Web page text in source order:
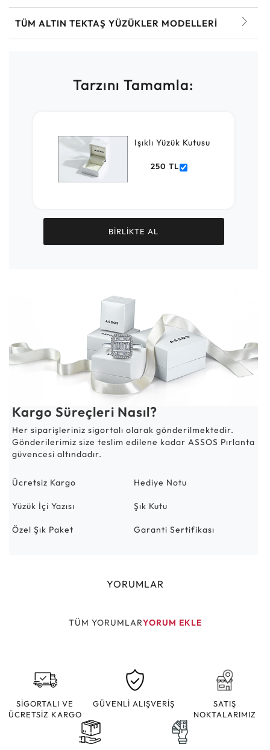
TÜM ALTIN TEKTAŞ YÜZÜKLER MODELLERI
Tarzını Tamamla:
Işıklı Yüzük Kutusu
250 TL
BİRLİKTE AL
Kargo Süreçleri Nasıl?
Her siparişleriniz sigortalı olarak gönderilmektedir.
Gönderilerimiz size teslim edilene kadar ASSOS Pırlanta
güvencesi altındadır.
Ücretsiz Kargo Hediye Notu
Yüzük İçi Yazısı Şık Kutu
Özel Şık Paket Garanti Sertifikası
YORUMLAR
TÜM YORUMLARYORUM EKLE
SİGORTALI VE
ÜCRETSİZ KARGO
GÜVENLİ ALIŞVERİŞ
SATIŞ
NOKTALARIMIZ